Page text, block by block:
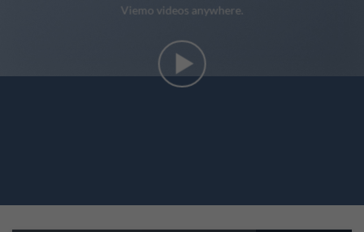
Viemo videos anywhere.